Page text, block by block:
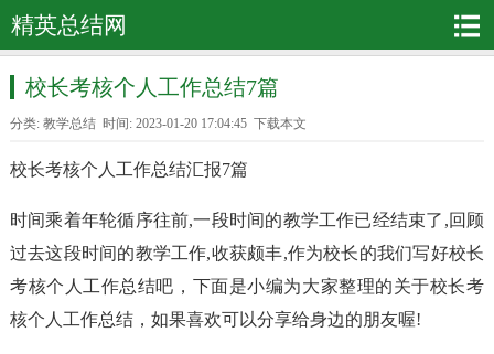
精英总结网
校长考核个人工作总结7篇
分类: 教学总结时间: 2023-01-20 17:04:45 下载本文
校长考核个人工作总结汇报7篇
时间乘着年轮循序往前,一段时间的教学工作已经结束了,回顾
过去这段时间的教学工作,收获颇丰,作为校长的我们写好校长
考核个人工作总结吧，下面是小编为大家整理的关于校长考
核个人工作总结，如果喜欢可以分享给身边的朋友喔!